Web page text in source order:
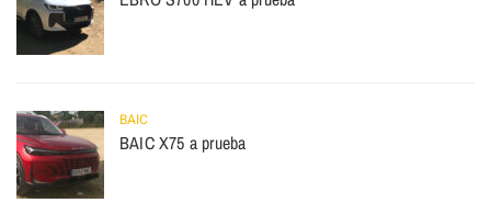
BAIC
BAIC X75 a prueba